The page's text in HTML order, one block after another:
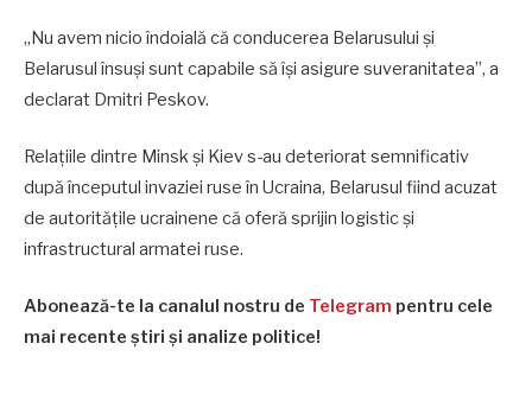
„Nu avem nicio îndoială că conducerea Belarusului și
Belarusul însuși sunt capabile să își asigure suveranitatea”, a
declarat Dmitri Peskov.
Relațiile dintre Minsk și Kiev s-au deteriorat semnificativ
după începutul invaziei ruse în Ucraina, Belarusul fiind acuzat
de autoritățile ucrainene că oferă sprijin logistic și
infrastructural armatei ruse.
Abonează-te la canalul nostru de Telegram pentru cele
mai recente știri și analize politice!